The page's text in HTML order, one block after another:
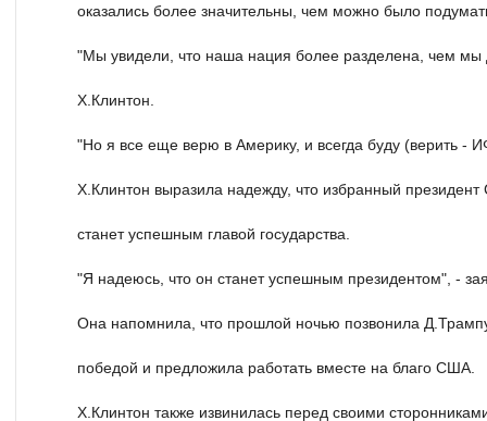
оказались более значительны, чем можно было
"Мы увидели, что наша нация более разделена, чем мы
Х.Клинтон.
"Но я все еще верю в Америку, и всегда буду (верить -
Х.Клинтон выразила надежду, что избранный
станет успешным главой государства.
"Я надеюсь, что он станет успешным президентом", -
Она напомнила, что прошлой ночью позвонила
победой и предложила работать вместе на благо США.
Х.Клинтон также извинилась перед своими